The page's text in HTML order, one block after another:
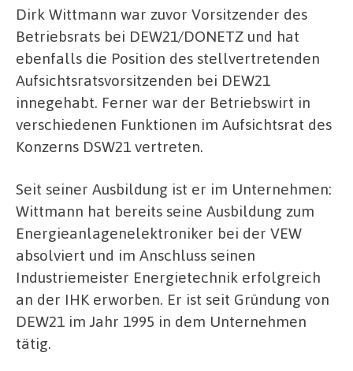
Dirk Wittmann war zuvor Vorsitzender des
Betriebsrats bei DEW21/DONETZ und hat
ebenfalls die Position des stellvertretenden
Aufsichtsratsvorsitzenden bei DEW21
innegehabt. Ferner war der Betriebswirt in
verschiedenen Funktionen im Aufsichtsrat des
Konzerns DSW21 vertreten.
Seit seiner Ausbildung ist er im Unternehmen:
Wittmann hat bereits seine Ausbildung zum
Energieanlagenelektroniker bei der VEW
absolviert und im Anschluss seinen
Industriemeister Energietechnik erfolgreich
an der IHK erworben. Er ist seit Gründung von
DEW21 im Jahr 1995 in dem Unternehmen
tätig.